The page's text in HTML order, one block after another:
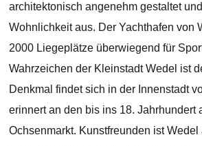
architektonisch angenehm gestaltet
Wohnlichkeit aus. Der Yachthafen von
2000 Liegeplätze überwiegend für
Wahrzeichen der Kleinstadt Wedel ist
Denkmal findet sich in der Innenstadt
erinnert an den bis ins 18. Jahrhundert
Ochsenmarkt. Kunstfreunden ist